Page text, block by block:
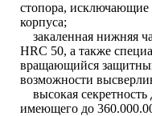
стопора, исключающие
корпуса;
закаленная нижняя
HRC 50, а также
вращающийся
возможности
высокая секретность
имеющего до